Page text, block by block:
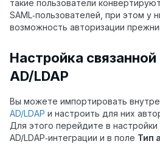
такие пользователи
SAML‑пользователей, при этом у
возможность авторизации
Настройка связанной
AD/LDAP
Вы можете импортировать
AD/LDAP и настроить для них
Для этого перейдите в
AD/LDAP‑интеграции и в поле Тип